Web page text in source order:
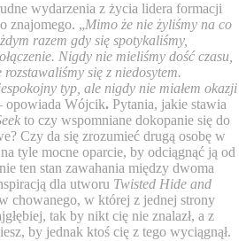
wydarzenia z życia lidera formacji
znajomego. „Mimo że nie żyliśmy na co
razem gdy się spotykaliśmy,
Nigdy nie mieliśmy dość czasu,
się z niedosytem.
typ, ale nigdy nie miałem okazji
Wójcik. Pytania, jakie stawia
to czy wspomniane dokopanie się do
Czy da się zrozumieć drugą osobę w
tyle mocne oparcie, by odciągnąć ją od
ten stan zawahania między dwoma
dla utworu Twisted Hide and
chowanego, w której z jednej strony
tak by nikt cię nie znalazł, a z
by jednak ktoś cię z tego wyciągnął.